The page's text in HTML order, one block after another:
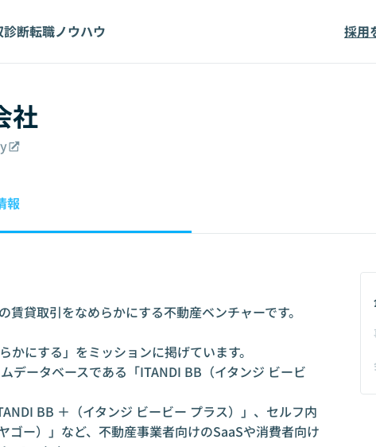
診断転職ノウハウ 採用
社
報
賃貸取引をなめらかにする不動産ベンチャーです。
かにする」をミッションに掲げています。
データベースである「ITANDI BB（イタンジ ビービ
BB ＋（イタンジ ビービー プラス）」、セルフ内
ゴー）」など、不動産事業者向けのSaaSや消費者向け